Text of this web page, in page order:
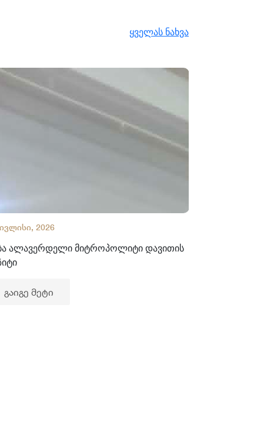
ყველას ნახვა
2026
ალავერდელი მიტროპოლიტი დავითის
გაიგე მეტი